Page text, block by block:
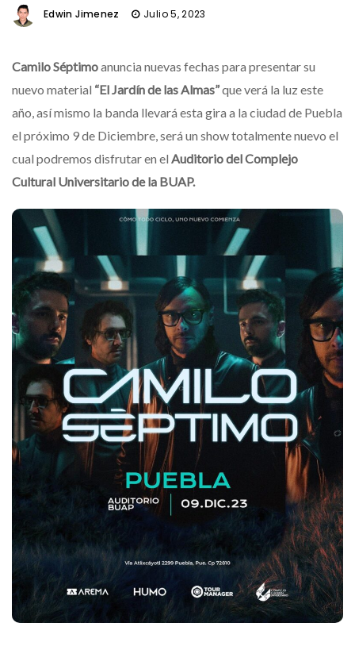
Edwin Jimenez Julio 5, 2023
Camilo Séptimoanuncia nuevas fechas para presentar su
nuevo material “El Jardín de las Almas”que verá la luz este
año, así mismo la banda llevará esta gira a la ciudad de Puebla
el próximo 9 de Diciembre, será un show totalmente nuevo el
cual podremos disfrutar en el Auditorio del Complejo
Cultural Universitario de la BUAP.